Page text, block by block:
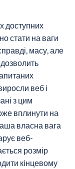
доступних
стати на ваги
масу, але
веб і
з цим
вплинути на
власна вага
веб-
розмір
кінцевому